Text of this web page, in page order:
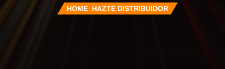
HOME HAZTE DISTRIBUIDOR